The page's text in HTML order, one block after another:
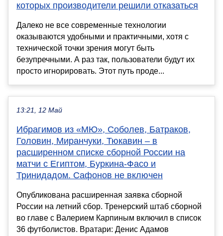
которых производители решили отказаться
Далеко не все современные технологии
оказываются удобными и практичными, хотя с
технической точки зрения могут быть
безупречными. А раз так, пользователи будут их
просто игнорировать. Этот путь проде...
13:21, 12 Май
Ибрагимов из «МЮ», Соболев, Батраков,
Головин, Миранчуки, Тюкавин – в
расширенном списке сборной России на
матчи с Египтом, Буркина-Фасо и
Тринидадом. Сафонов не включен
Опубликована расширенная заявка сборной
России на летний сбор. Тренерский штаб сборной
во главе с Валерием Карпиным включил в список
36 футболистов. Вратари: Денис Адамов